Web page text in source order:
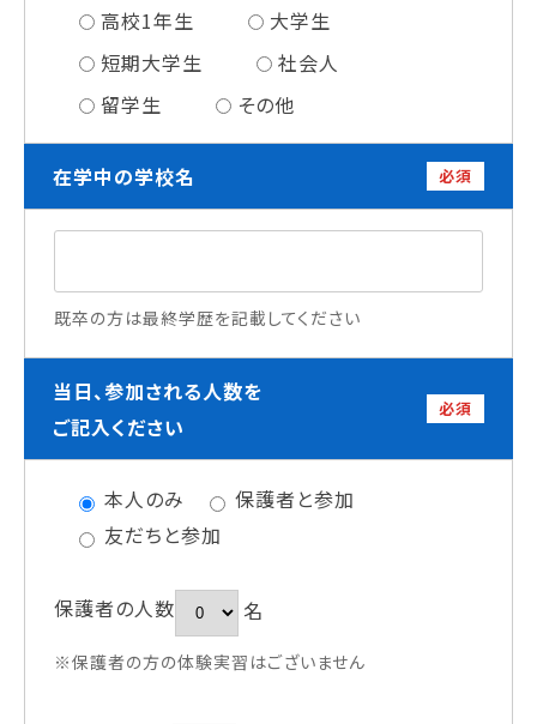
高校1年生
大学生
短期大学生
社会人
留学生
その他
在学中の学校名 必須
既卒の方は最終学歴を記載してください
当日、参加される人数を
ご記入ください
必須
本人のみ
保護者と参加
友だちと参加
保護者の人数 名
※保護者の方の体験実習はございません